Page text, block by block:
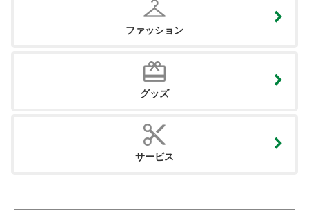
ファッション
グッズ
サービス